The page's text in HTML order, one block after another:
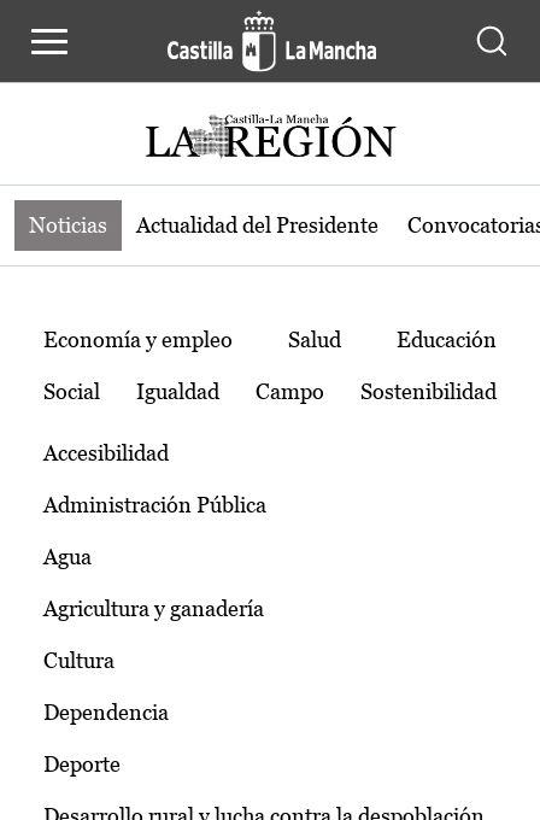
Noticias de la región de Castilla-La
Noticias Actualidad del Presidente
Temas
Economía y empleo Salud Educación
Social Igualdad Campo Sostenibilidad
Accesibilidad
Administración Pública
Agua
Agricultura y ganadería
Cultura
Dependencia
Deporte